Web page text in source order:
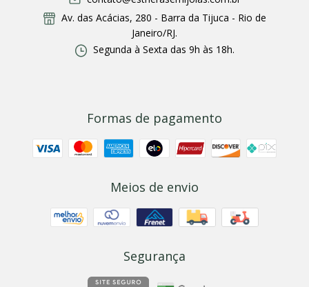
Av. das Acácias, 280 - Barra da Tijuca - Rio de
Janeiro/RJ.
Segunda à Sexta das 9h às 18h.
Formas de pagamento
Meios de envio
Segurança